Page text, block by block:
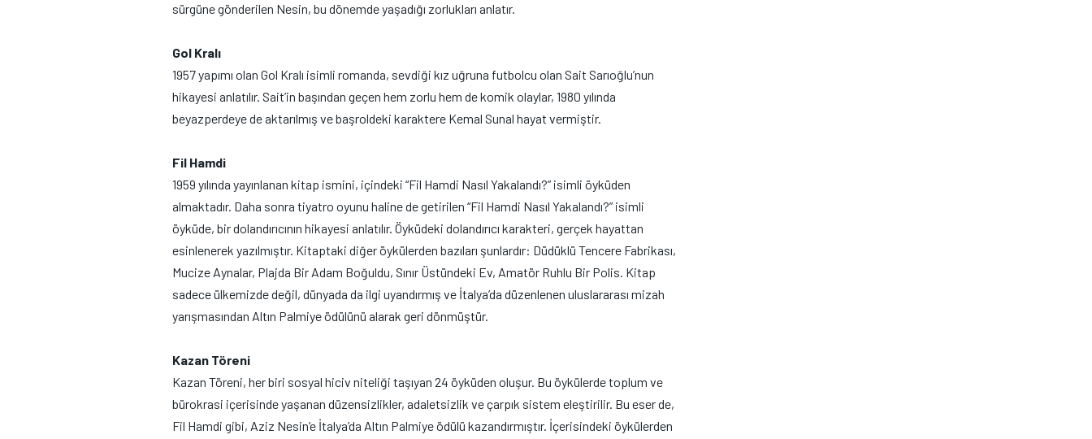
sürgüne gönderilen Nesin, bu dönemde yaşadığı zorlukları anlatır.
Gol Kralı
1957 yapımı olan Gol Kralı isimli romanda, sevdiği kız uğruna futbolcu olan Sait Sarıoğlu’nun
hikayesi anlatılır. Sait’in başından geçen hem zorlu hem de komik olaylar, 1980 yılında
beyazperdeye de aktarılmış ve başroldeki karaktere Kemal Sunal hayat vermiştir.
Fil Hamdi
1959 yılında yayınlanan kitap ismini, içindeki “Fil Hamdi Nasıl Yakalandı?” isimli öyküden
almaktadır. Daha sonra tiyatro oyunu haline de getirilen “Fil Hamdi Nasıl Yakalandı?” isimli
öyküde, bir dolandırıcının hikayesi anlatılır. Öyküdeki dolandırıcı karakteri, gerçek hayattan
esinlenerek yazılmıştır. Kitaptaki diğer öykülerden bazıları şunlardır: Düdüklü Tencere Fabrikası,
Mucize Aynalar, Plajda Bir Adam Boğuldu, Sınır Üstündeki Ev, Amatör Ruhlu Bir Polis. Kitap
sadece ülkemizde değil, dünyada da ilgi uyandırmış ve İtalya’da düzenlenen uluslararası mizah
yarışmasından Altın Palmiye ödülünü alarak geri dönmüştür.
Kazan Töreni
Kazan Töreni, her biri sosyal hiciv niteliği taşıyan 24 öyküden oluşur. Bu öykülerde toplum ve
bürokrasi içerisinde yaşanan düzensizlikler, adaletsizlik ve çarpık sistem eleştirilir. Bu eser de,
Fil Hamdi gibi, Aziz Nesin’e İtalya’da Altın Palmiye ödülü kazandırmıştır. İçerisindeki öykülerden